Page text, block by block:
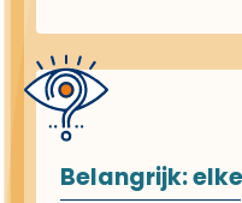
Belangrijk: